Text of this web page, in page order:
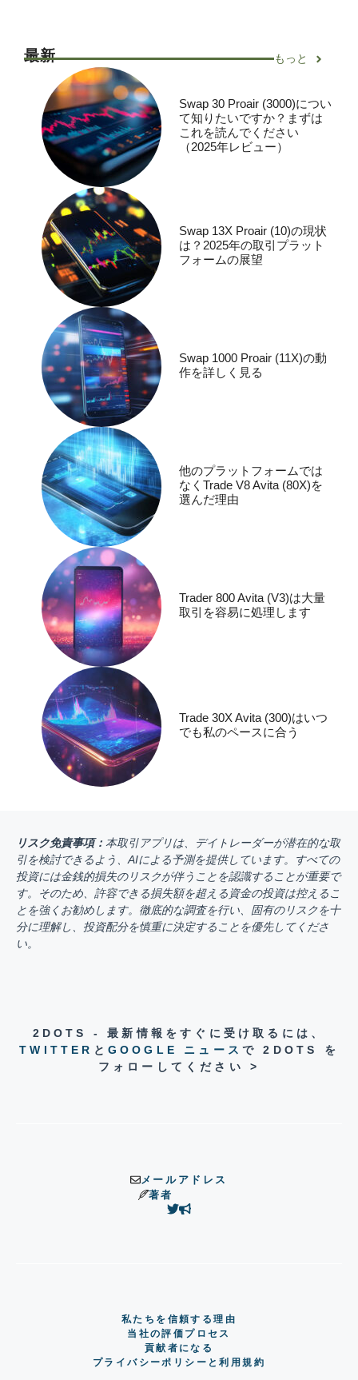
最新 もっと
Swap 30 Proair (3000)につい
て知りたいですか？まずは
これを読んでください
（2025年レビュー）
Swap 13X Proair (10)の現状
は？2025年の取引プラット
フォームの展望
Swap 1000 Proair (11X)の動
作を詳しく見る
他のプラットフォームでは
なくTrade V8 Avita (80X)を
選んだ理由
Trader 800 Avita (V3)は大量
取引を容易に処理します
Trade 30X Avita (300)はいつ
でも私のペースに合う
リスク免責事項： 本取引アプリは、デイトレーダーが潜在的な取
引を検討できるよう、AIによる予測を提供しています。すべての
投資には金銭的損失のリスクが伴うことを認識することが重要で
す。そのため、許容できる損失額を超える資金の投資は控えるこ
とを強くお勧めします。徹底的な調査を行い、固有のリスクを十
分に理解し、投資配分を慎重に決定することを優先してくださ
い。
2DOTS - 最新情報をすぐに受け取るには、
TWITTER と GOOGLE ニュース で 2DOTS を
フォローしてください >
メールアドレス
著者
私たちを信頼する理由
当社の評価プロセス
貢献者になる
プライバシーポリシーと利用規約